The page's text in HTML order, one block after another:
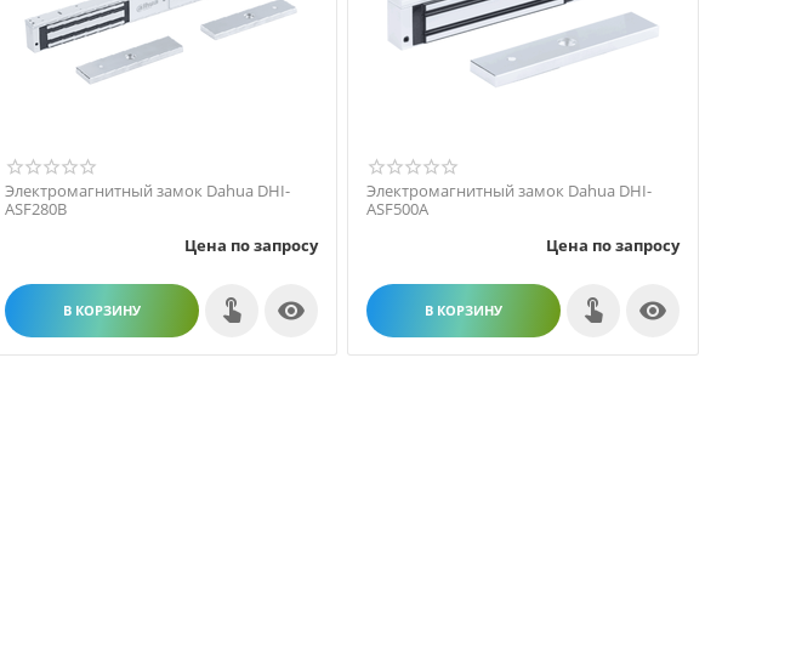
Электромагнитный замок Dahua DHI-
ASF280B
Цена по запросу
В КОРЗИНУ 
Электромагнитный замок Dahua DHI-
ASF500A
Цена по запросу
В КОРЗИНУ 